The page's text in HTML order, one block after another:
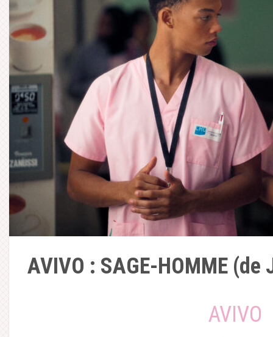
AVIVO : SAGE-HOMME
AVIVO